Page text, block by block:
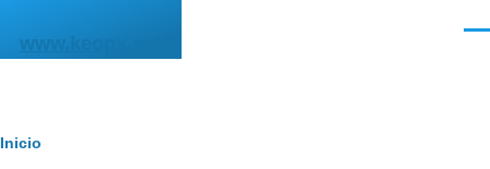
www.keopx.net
Ruta
Inicio